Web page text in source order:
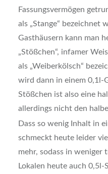
Fassungsvermögen
als „Stange“ bezeichnet
Gasthäusern kann man
„Stößchen“, infamer
als „Weiberkölsch“
wird dann in einem 0,1l-
Stößchen ist also eine
allerdings nicht den
Dass so wenig Inhalt in
schmeckt heute leider
mehr, sodass in weniger
Lokalen heute auch 0,5l-